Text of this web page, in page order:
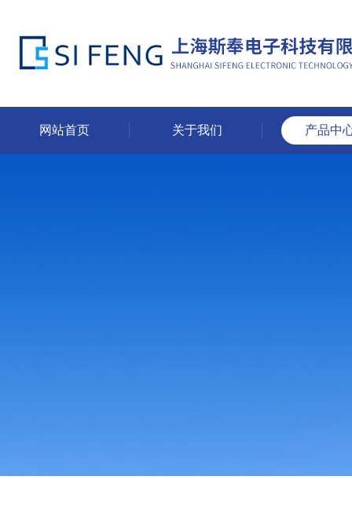
网站首页 关于我们 产品中